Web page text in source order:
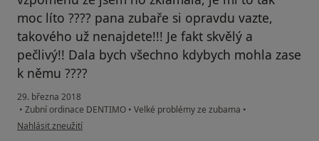
moc líto ???? pana zubaře si opravdu vazte,
takového už nenajdete!!! Je fakt skvělý a
pečlivý!! Dala bych všechno kdybych mohla zase
k němu ????
29. března 2018
• Zubní ordinace DENTIMO • Velké problémy ze zubama •
podle názoru uživatele Váš účet byl odstraněn
Nahlásit zneužití